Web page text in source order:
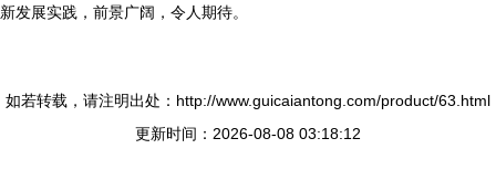
新发展实践，前景广阔，令人期待。
如若转载，请注明出处：http://www.guicaiantong.com/product/63.html
更新时间：2026-08-08 03:18:12